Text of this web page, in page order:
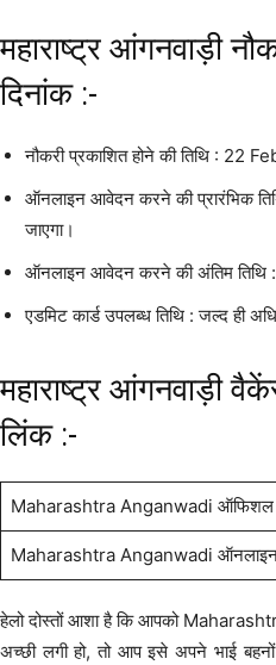
महाराष्ट्र आंगनवाड़ी
दिनांक :-
नौकरी प्रकाशित होने की तिथि : 22
ऑनलाइन आवेदन करने की प्रारंभिक
जाएगा।
ऑनलाइन आवेदन करने की अंतिम तिथि :
एडमिट कार्ड उपलब्ध तिथि : जल्द ही
महाराष्ट्र आंगनवाड़ी
लिंक :-
Maharashtra Anganwadi ऑफिशल
Maharashtra Anganwadi ऑनलाइन
हेलो दोस्तों आशा है कि आपको
अच्छी लगी हो, तो आप इसे अपने भाई